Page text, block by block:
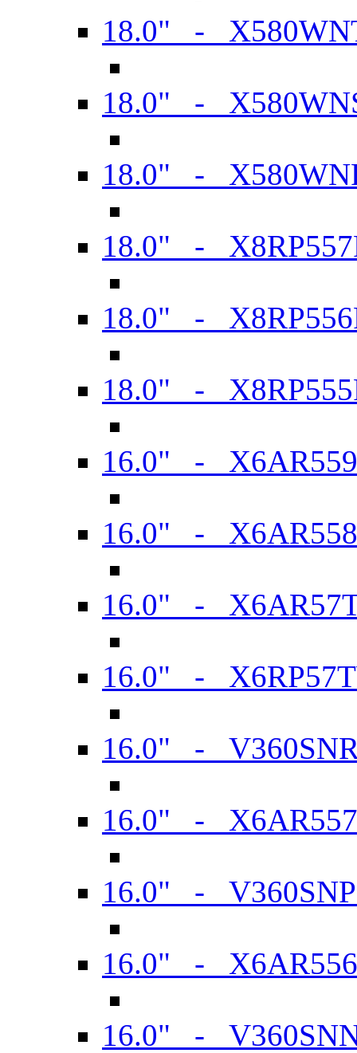
18.0" -
18.0" -
18.0" -
18.0" -
18.0" -
18.0" -
16.0" -
16.0" -
16.0" -
16.0" -
16.0" -
16.0" -
16.0" -
16.0" -
16.0" -